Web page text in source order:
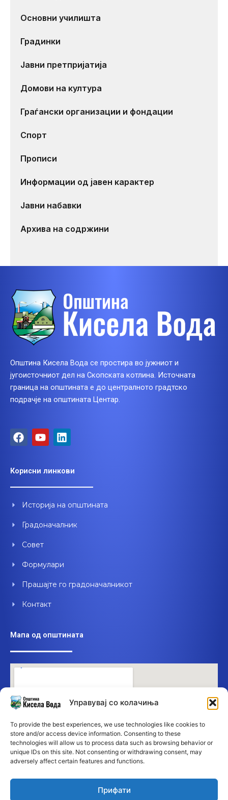
Управувај со колачиња
To provide the best experiences, we use technologies like cookies to
store and/or access device information. Consenting to these
technologies will allow us to process data such as browsing behavior or
unique IDs on this site. Not consenting or withdrawing consent, may
adversely affect certain features and functions.
Прифати
Основни училишта
Градинки
Јавни претпријатија
Домови на култура
Граѓански организации и фондации
Спорт
Прописи
Информации од јавен карактер
Јавни набавки
Архива на содржини
Општина Кисела Вода се простира во јужниот и
југоисточниот дел на Скопската котлина. Источната
граница на општината е до централното градтско
подрачје на општината Центар.
F
a
b
o
k
Y
o
u
b
L
i
e
d
n
Корисни линкови
Историја на општината
Градоначалник
Совет
Формулари
Прашајте го градоначалникот
Контакт
Мапа од општината